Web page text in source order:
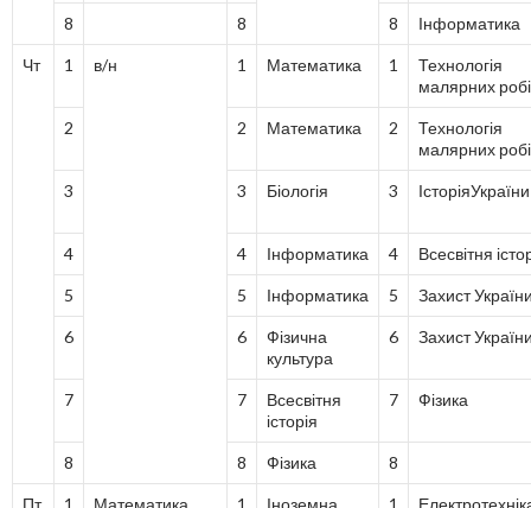
8 8 8 Інформатика
Чт 1 в/н 1 Математика 1
Технологія
малярних
2 2 Математика 2
Технологія
малярних
3 3 Біологія 3 ІсторіяУкраїни
4 4 Інформатика 4 Всесвітня
5 5 Інформатика 5 Захист
6 6
Фізична
культура
6 Захист
7 7
Всесвітня
історія
7 Фізика
8 8 Фізика 8
Пт 1 Математика 1
Іноземна
1